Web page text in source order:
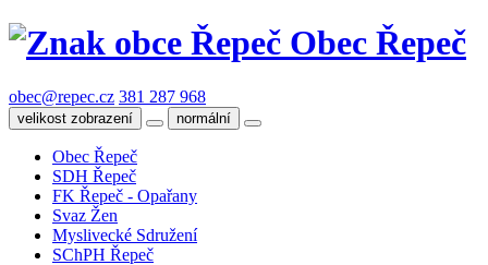
Obec Řepeč
obec@repec.cz 381 287 968
velikost zobrazení normální
Obec Řepeč
SDH Řepeč
FK Řepeč - Opařany
Svaz Žen
Myslivecké Sdružení
SChPH Řepeč